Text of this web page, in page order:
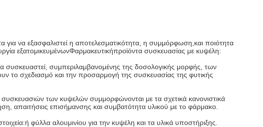
να εξασφαλιστεί η αποτελεσματικότητα, η συμμόρφωση,και ποιότητα
εξατομικευμένωνΦαρμακευτικήπροϊόντα συσκευασίας με κυψέλη:
συσκευαστεί, συμπεριλαμβανομένης της δοσολογικής μορφής, των
το σχεδιασμό και την προσαρμογή της συσκευασίας της φυτικής
των κυψελών συμμορφώνονται με τα σχετικά κανονιστικά
απαιτήσεις επισήμανσης και συμβατότητα υλικού με το φάρμακο.
φύλλα αλουμινίου για την κυψέλη και τα υλικά υποστήριξης.